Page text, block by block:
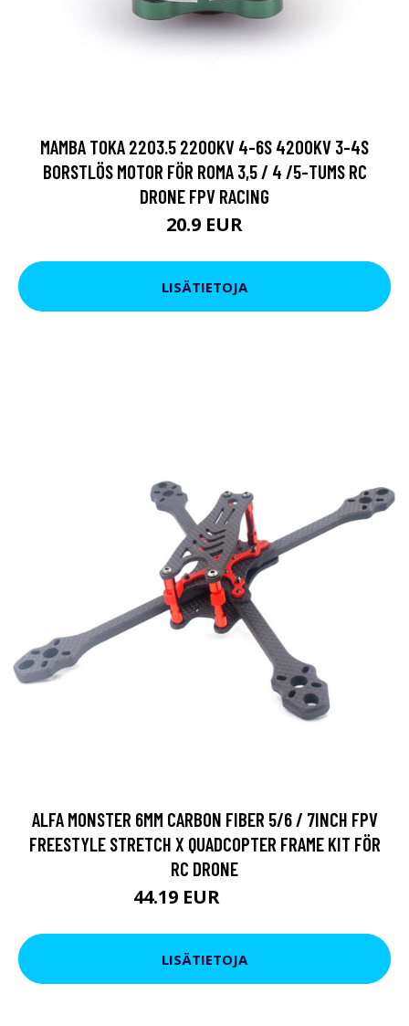
MAMBA TOKA 2203.5 2200KV 4-6S 4200KV 3-4S
BORSTLÖS MOTOR FÖR ROMA 3,5 / 4 /5-TUMS RC
DRONE FPV RACING
20.9 EUR
LISÄTIETOJA
ALFA MONSTER 6MM CARBON FIBER 5/6 / 7INCH FPV
FREESTYLE STRETCH X QUADCOPTER FRAME KIT FÖR
RC DRONE
44.19 EUR
LISÄTIETOJA